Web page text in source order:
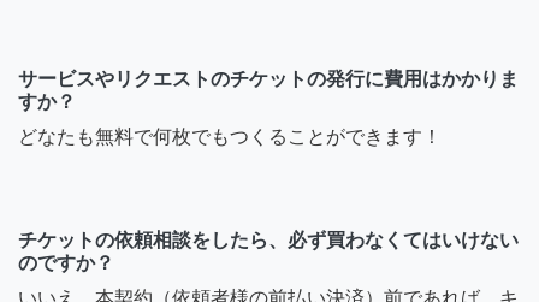
サービスやリクエストのチケットの発行に費用はかかりま
すか？
どなたも無料で何枚でもつくることができます！
チケットの依頼相談をしたら、必ず買わなくてはいけない
のですか？
いいえ。本契約（依頼者様の前払い決済）前であれば、キ